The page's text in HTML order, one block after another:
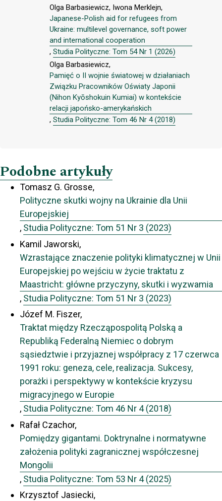
Olga Barbasiewicz, Iwona Merklejn,
Japanese-Polish aid for refugees from
Ukraine: multilevel governance, soft power
and international cooperation
, Studia Polityczne: Tom 54 Nr 1 (2026)
Olga Barbasiewicz,
Pamięć o II wojnie światowej w działaniach
Związku Pracowników Oświaty Japonii
(Nihon Kyōshokuin Kumiai) w kontekście
relacji japońsko-amerykańskich
, Studia Polityczne: Tom 46 Nr 4 (2018)
Podobne artykuły
Tomasz G. Grosse,
Polityczne skutki wojny na Ukrainie dla Unii
Europejskiej
, Studia Polityczne: Tom 51 Nr 3 (2023)
Kamil Jaworski,
Wzrastające znaczenie polityki klimatycznej w Unii
Europejskiej po wejściu w życie traktatu z
Maastricht: główne przyczyny, skutki i wyzwamia
, Studia Polityczne: Tom 51 Nr 3 (2023)
Józef M. Fiszer,
Traktat między Rzecząpospolitą Polską a
Republiką Federalną Niemiec o dobrym
sąsiedztwie i przyjaznej współpracy z 17 czerwca
1991 roku: geneza, cele, realizacja. Sukcesy,
porażki i perspektywy w kontekście kryzysu
migracyjnego w Europie
, Studia Polityczne: Tom 46 Nr 4 (2018)
Rafał Czachor,
Pomiędzy gigantami. Doktrynalne i normatywne
założenia polityki zagranicznej współczesnej
Mongolii
, Studia Polityczne: Tom 53 Nr 4 (2025)
Krzysztof Jasiecki,